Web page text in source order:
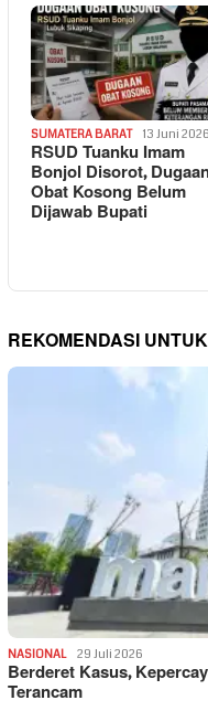
SUMATERA BARAT 13 Juni 2026
RSUD Tuanku Imam
Bonjol Disorot,
Obat Kosong Belum
Dijawab Bupati
REKOMENDASI
NASIONAL 29 Juli 2026
Berderet Kasus,
Terancam